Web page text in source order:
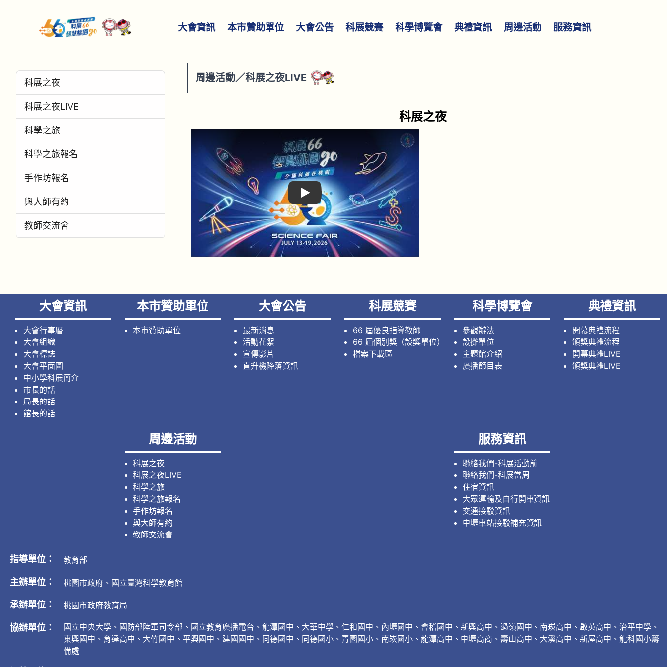
大會資訊 本市贊助單位 大會公告 科展競賽 科學博覽會 典禮資訊 周邊活動 服務資訊
科展之夜
科展之夜LIVE
科學之旅
科學之旅報名
手作坊報名
與大師有約
教師交流會
周邊活動／科展之夜LIVE
科展之夜
大會資訊
大會行事曆
大會組織
大會標誌
大會平面圖
中小學科展簡介
市長的話
局長的話
館長的話
本市贊助單位
本市贊助單位
大會公告
最新消息
活動花絮
宣傳影片
直升機降落資訊
科展競賽
66 屆優良指導教師
66 屆個別獎（設獎單位）
檔案下載區
科學博覽會
參觀辦法
設攤單位
主題館介紹
廣播節目表
典禮資訊
開幕典禮流程
頒獎典禮流程
開幕典禮LIVE
頒獎典禮LIVE
周邊活動
科展之夜
科展之夜LIVE
科學之旅
科學之旅報名
手作坊報名
與大師有約
教師交流會
服務資訊
聯絡我們-科展活動前
聯絡我們-科展當周
住宿資訊
大眾運輸及自行開車資訊
交通接駁資訊
中壢車站接駁補充資訊
指導單位： 教育部
主辦單位： 桃園市政府、國立臺灣科學教育館
承辦單位： 桃園市政府教育局
協辦單位：
國立中央大學、國防部陸軍司令部、國立教育廣播電台、龍潭國中、大華中學、仁和國中、內壢國中、會稽國中、新興高中、過嶺國中、南崁高中、啟英高中、治平中學、
東興國中、育達高中、大竹國中、平興國中、建國國中、同德國中、同德國小、青園國小、南崁國小、龍潭高中、中壢高商、壽山高中、大溪高中、新屋高中、龍科國小籌
備處